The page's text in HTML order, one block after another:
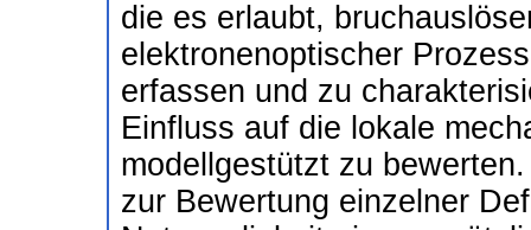
die es erlaubt,
elektronenoptischer
erfassen und zu
Einfluss auf die lokale
modellgestützt zu
zur Bewertung einzelner